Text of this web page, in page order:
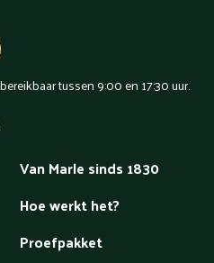
tussen 9:00 en 17:30 uur.
Van Marle sinds 1830
Hoe werkt het?
Proefpakket